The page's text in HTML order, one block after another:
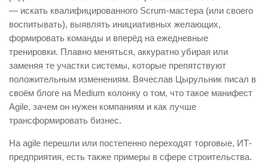
— искать квалифицированного Scrum-мастера (или своего
воспитывать), выявлять инициативных желающих,
формировать команды и вперёд на ежедневные
тренировки. Плавно меняться, аккуратно убирая или
заменяя те участки системы, которые препятствуют
положительным изменениям. Вячеслав Цырульник писал в
своём блоге на Medium колонку о том, что такое манифест
Agile, зачем он нужен компаниям и как лучше
трансформировать бизнес.
На agile перешли или постепенно переходят торговые, ИТ-
предприятия, есть также примеры в сфере строительства.